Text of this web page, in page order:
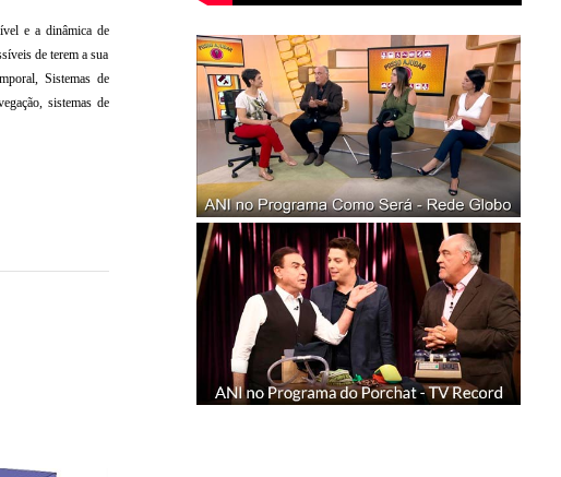
e a dinâmica de
de terem a sua
Sistemas de
sistemas de